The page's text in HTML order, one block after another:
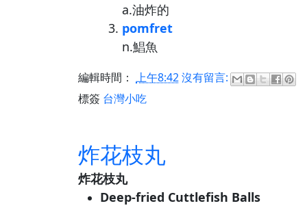
a.油炸的
pomfret
n.鯧魚
編輯時間： 上午8:42沒有留言:
標簽 台灣小吃
炸花枝丸
炸花枝丸
Deep-fried Cuttlefish Balls